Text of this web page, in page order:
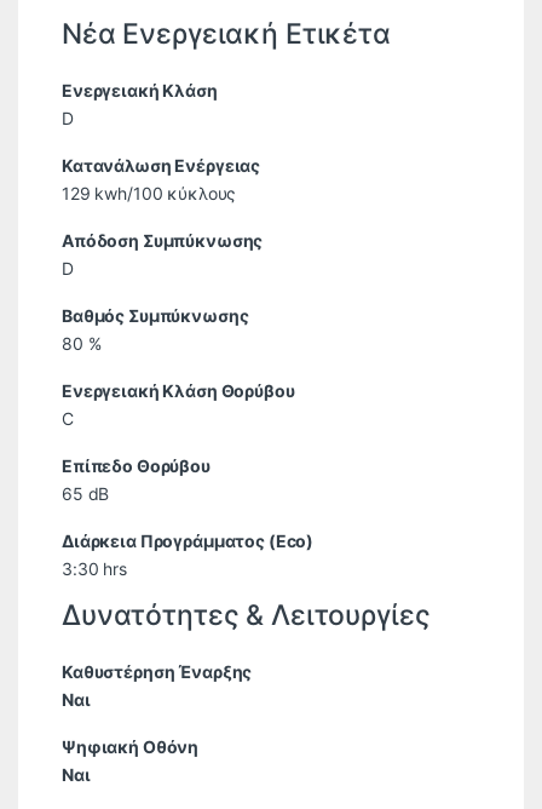
Νέα Ενεργειακή Ετικέτα
Ενεργειακή Κλάση
D
Κατανάλωση Ενέργειας
129 kwh/100 κύκλους
Απόδοση Συμπύκνωσης
D
Βαθμός Συμπύκνωσης
80 %
Ενεργειακή Κλάση Θορύβου
C
Επίπεδο Θορύβου
65 dB
Διάρκεια Προγράμματος (Eco)
3:30 hrs
Δυνατότητες & Λειτουργίες
Καθυστέρηση Έναρξης
Ναι
Ψηφιακή Οθόνη
Ναι